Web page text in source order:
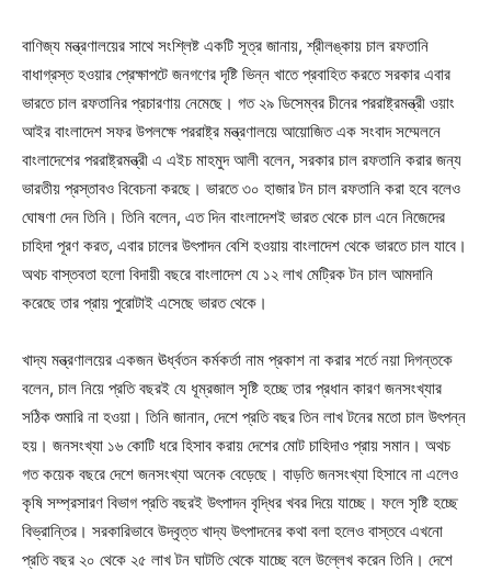
বাণিজ্য মন্ত্রণালয়ের সাথে সংশ্লিষ্ট একটি সূত্র জানায়, শ্রীলঙ্কায় চাল রফতানি
বাধাগ্রস্ত হওয়ার প্রেক্ষাপটে জনগণের দৃষ্টি ভিন্ন খাতে প্রবাহিত করতে সরকার এবার
ভারতে চাল রফতানির প্রচারণায় নেমেছে। গত ২৯ ডিসেম্বর চীনের পররাষ্ট্রমন্ত্রী ওয়াং
আইর বাংলাদেশ সফর উপলক্ষে পররাষ্ট্র মন্ত্রণালয়ে আয়োজিত এক সংবাদ সম্মেলনে
বাংলাদেশের পররাষ্ট্রমন্ত্রী এ এইচ মাহমুদ আলী বলেন, সরকার চাল রফতানি করার জন্য
ভারতীয় প্রস্তাবও বিবেচনা করছে। ভারতে ৩০ হাজার টন চাল রফতানি করা হবে বলেও
ঘোষণা দেন তিনি। তিনি বলেন, এত দিন বাংলাদেশই ভারত থেকে চাল এনে নিজেদের
চাহিদা পূরণ করত, এবার চালের উৎপাদন বেশি হওয়ায় বাংলাদেশ থেকে ভারতে চাল যাবে।
অথচ বাস্তবতা হলো বিদায়ী বছরে বাংলাদেশ যে ১২ লাখ মেট্রিক টন চাল আমদানি
করেছে তার প্রায় পুরোটাই এসেছে ভারত থেকে।
খাদ্য মন্ত্রণালয়ের একজন ঊর্ধ্বতন কর্মকর্তা নাম প্রকাশ না করার শর্তে নয়া দিগন্তকে
বলেন, চাল নিয়ে প্রতি বছরই যে ধূম্রজাল সৃষ্টি হচ্ছে তার প্রধান কারণ জনসংখ্যার
সঠিক শুমারি না হওয়া। তিনি জানান, দেশে প্রতি বছর তিন লাখ টনের মতো চাল উৎপন্ন
হয়। জনসংখ্যা ১৬ কোটি ধরে হিসাব করায় দেশের মোট চাহিদাও প্রায় সমান। অথচ
গত কয়েক বছরে দেশে জনসংখ্যা অনেক বেড়েছে। বাড়তি জনসংখ্যা হিসাবে না এলেও
কৃষি সম্প্রসারণ বিভাগ প্রতি বছরই উৎপাদন বৃদ্ধির খবর দিয়ে যাচ্ছে। ফলে সৃষ্টি হচ্ছে
বিভ্রান্তির। সরকারিভাবে উদ্বৃত্ত খাদ্য উৎপাদনের কথা বলা হলেও বাস্তবে এখনো
প্রতি বছর ২০ থেকে ২৫ লাখ টন ঘাটতি থেকে যাচ্ছে বলে উল্লেখ করেন তিনি। দেশে